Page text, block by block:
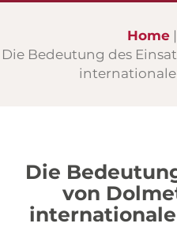
Home
Die Bedeutung des
Die
von